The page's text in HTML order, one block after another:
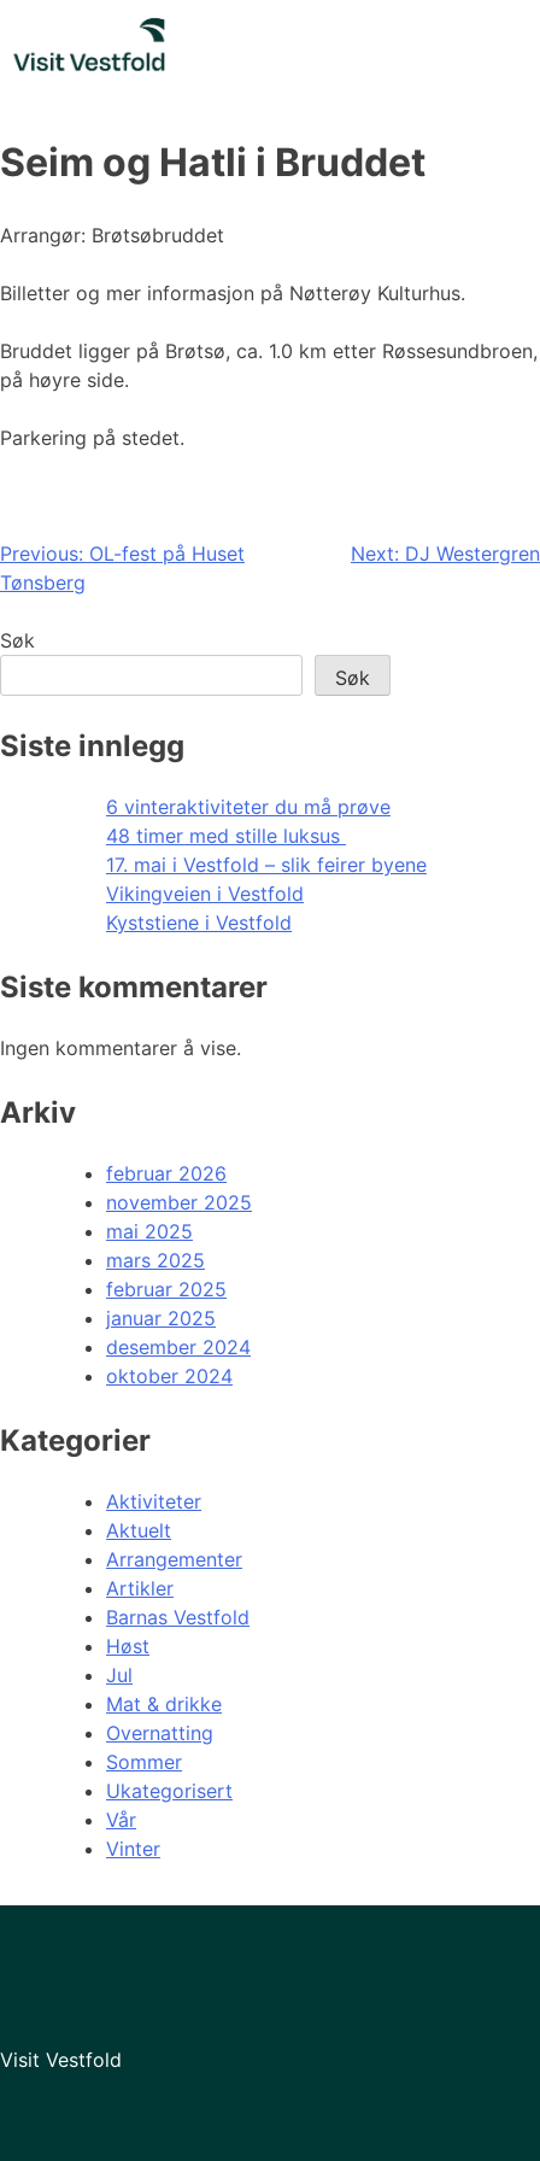
content
Seim og Hatli i Bruddet
Arrangør: Brøtsøbruddet
Billetter og mer informasjon på Nøtterøy Kulturhus.
Bruddet ligger på Brøtsø, ca. 1.0 km etter Røssesundbroen,
på høyre side.
Parkering på stedet.
Innleggsnavigasjon
Previous: OL-fest på Huset
Tønsberg
Next: DJ Westergren
Søk
Søk
Siste innlegg
6 vinteraktiviteter du må prøve
48 timer med stille luksus
17. mai i Vestfold – slik feirer byene
Vikingveien i Vestfold
Kyststiene i Vestfold
Siste kommentarer
Ingen kommentarer å vise.
Arkiv
februar 2026
november 2025
mai 2025
mars 2025
februar 2025
januar 2025
desember 2024
oktober 2024
Kategorier
Aktiviteter
Aktuelt
Arrangementer
Artikler
Barnas Vestfold
Høst
Jul
Mat & drikke
Overnatting
Sommer
Ukategorisert
Vår
Vinter
Visit Vestfold